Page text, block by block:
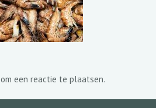
om een reactie te plaatsen.